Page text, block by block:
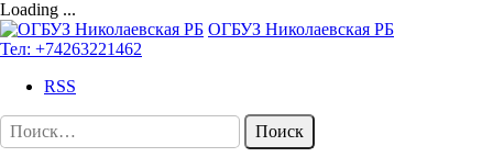
Loading ...
Перейти
к
ОГБУЗ Николаевская РБ
Тел: +74263221462
RSS
Найти: